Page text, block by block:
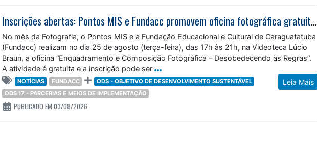
Inscrições abertas: Pontos MIS e Fundacc promovem oficina fotográfica gratuita na Videoteca Lúcio Braun
No mês da Fotografia, o Pontos MIS e a Fundação Educacional e Cultural de Caraguatatuba
(Fundacc) realizam no dia 25 de agosto (terça-feira), das 17h às 21h, na Videoteca Lúcio
Braun, a oficina “Enquadramento e Composição Fotográfica – Desobedecendo às Regras”.
A atividade é gratuita e a inscrição pode ser
Leia Mais
NOTÍCIAS FUNDACC
ODS - OBJETIVO DE DESENVOLVIMENTO SUSTENTÁVEL
ODS 17 - PARCERIAS E MEIOS DE IMPLEMENTAÇÃO
PUBLICADO EM 03/08/2026